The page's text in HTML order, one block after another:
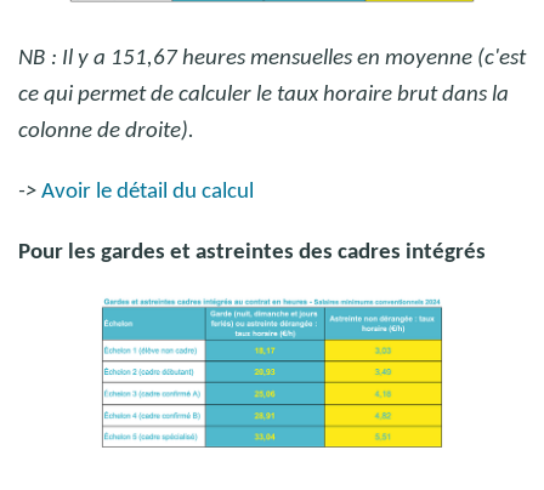
NB : Il y a 151,67 heures mensuelles en moyenne (c'est
ce qui permet de calculer le taux horaire brut dans la
colonne de droite).
-> Avoir le détail du calcul
Pour les gardes et astreintes des cadres intégrés